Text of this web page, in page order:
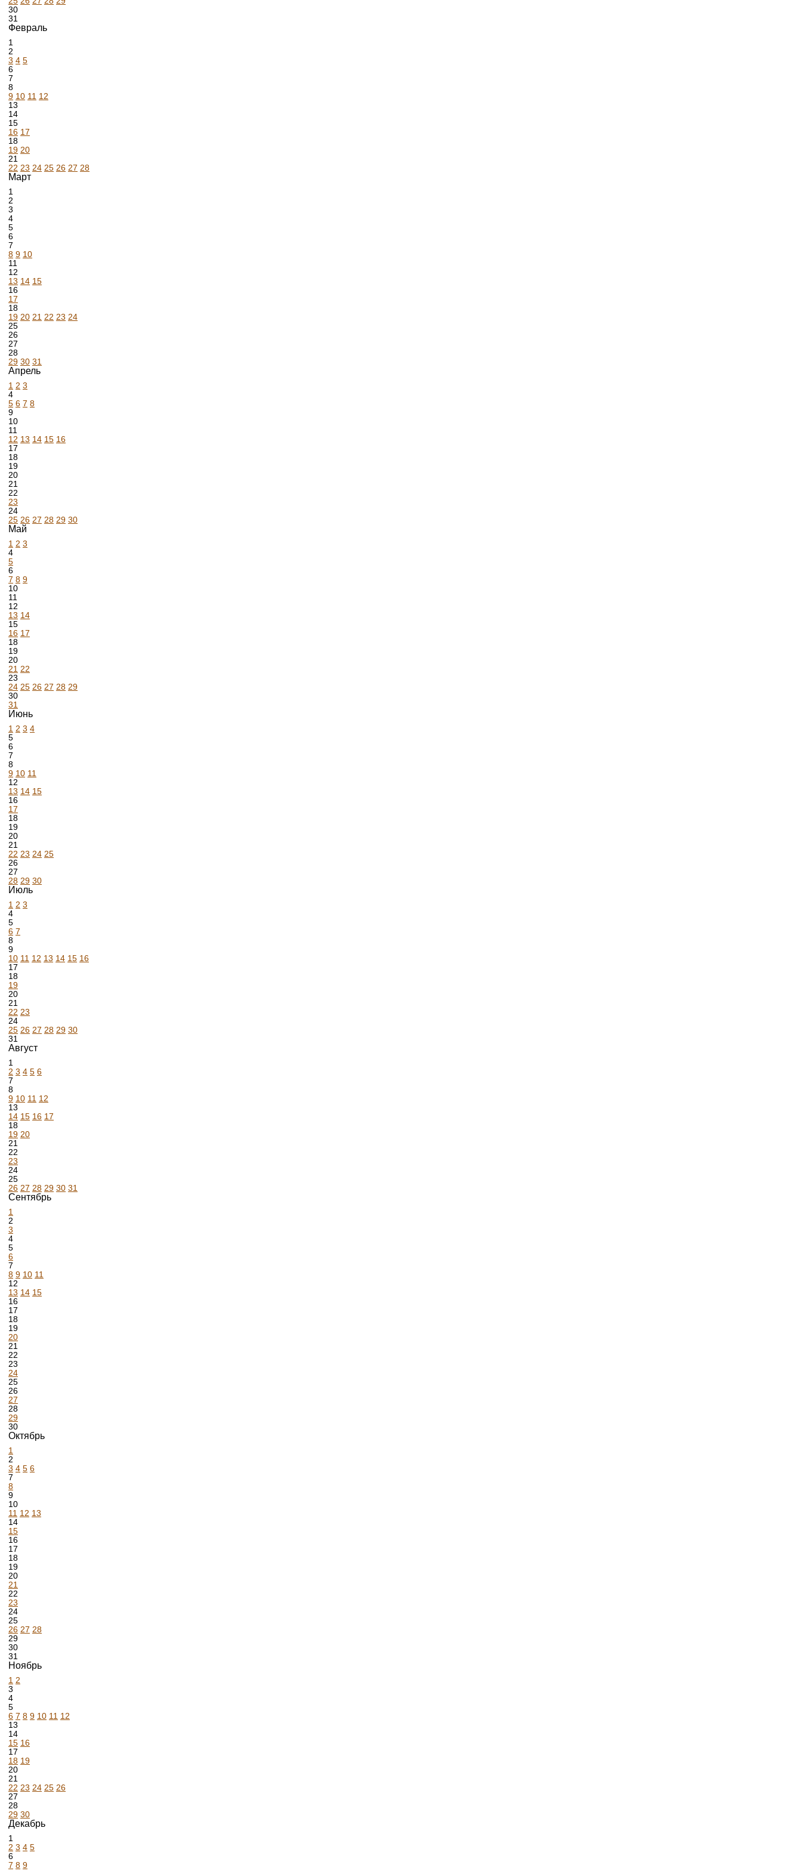
30
31
Февраль
1
2
3 4 5
6
7
8
9 10 11 12
13
14
15
16 17
18
19 20
21
22 23 24 25 26 27 28
Март
1
2
3
4
5
6
7
8 9 10
11
12
13 14 15
16
17
18
19 20 21 22 23 24
25
26
27
28
29 30 31
Апрель
1 2 3
4
5 6 7 8
9
10
11
12 13 14 15 16
17
18
19
20
21
22
23
24
25 26 27 28 29 30
Май
1 2 3
4
5
6
7 8 9
10
11
12
13 14
15
16 17
18
19
20
21 22
23
24 25 26 27 28 29
30
31
Июнь
1 2 3 4
5
6
7
8
9 10 11
12
13 14 15
16
17
18
19
20
21
22 23 24 25
26
27
28 29 30
Июль
1 2 3
4
5
6 7
8
9
10 11 12 13 14 15 16
17
18
19
20
21
22 23
24
25 26 27 28 29 30
31
Август
1
2 3 4 5 6
7
8
9 10 11 12
13
14 15 16 17
18
19 20
21
22
23
24
25
26 27 28 29 30 31
Сентябрь
1
2
3
4
5
6
7
8 9 10 11
12
13 14 15
16
17
18
19
20
21
22
23
24
25
26
27
28
29
30
Октябрь
1
2
3 4 5 6
7
8
9
10
11 12 13
14
15
16
17
18
19
20
21
22
23
24
25
26 27 28
29
30
31
Ноябрь
1 2
3
4
5
6 7 8 9 10 11 12
13
14
15 16
17
18 19
20
21
22 23 24 25 26
27
28
29 30
Декабрь
1
2 3 4 5
6
7 8 9